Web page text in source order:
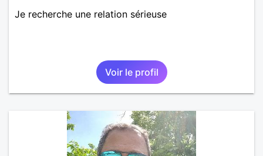
Je recherche une relation sérieuse
Voir le profil